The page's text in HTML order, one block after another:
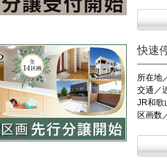
快速
所在地
交通／
JR和歌
区画数